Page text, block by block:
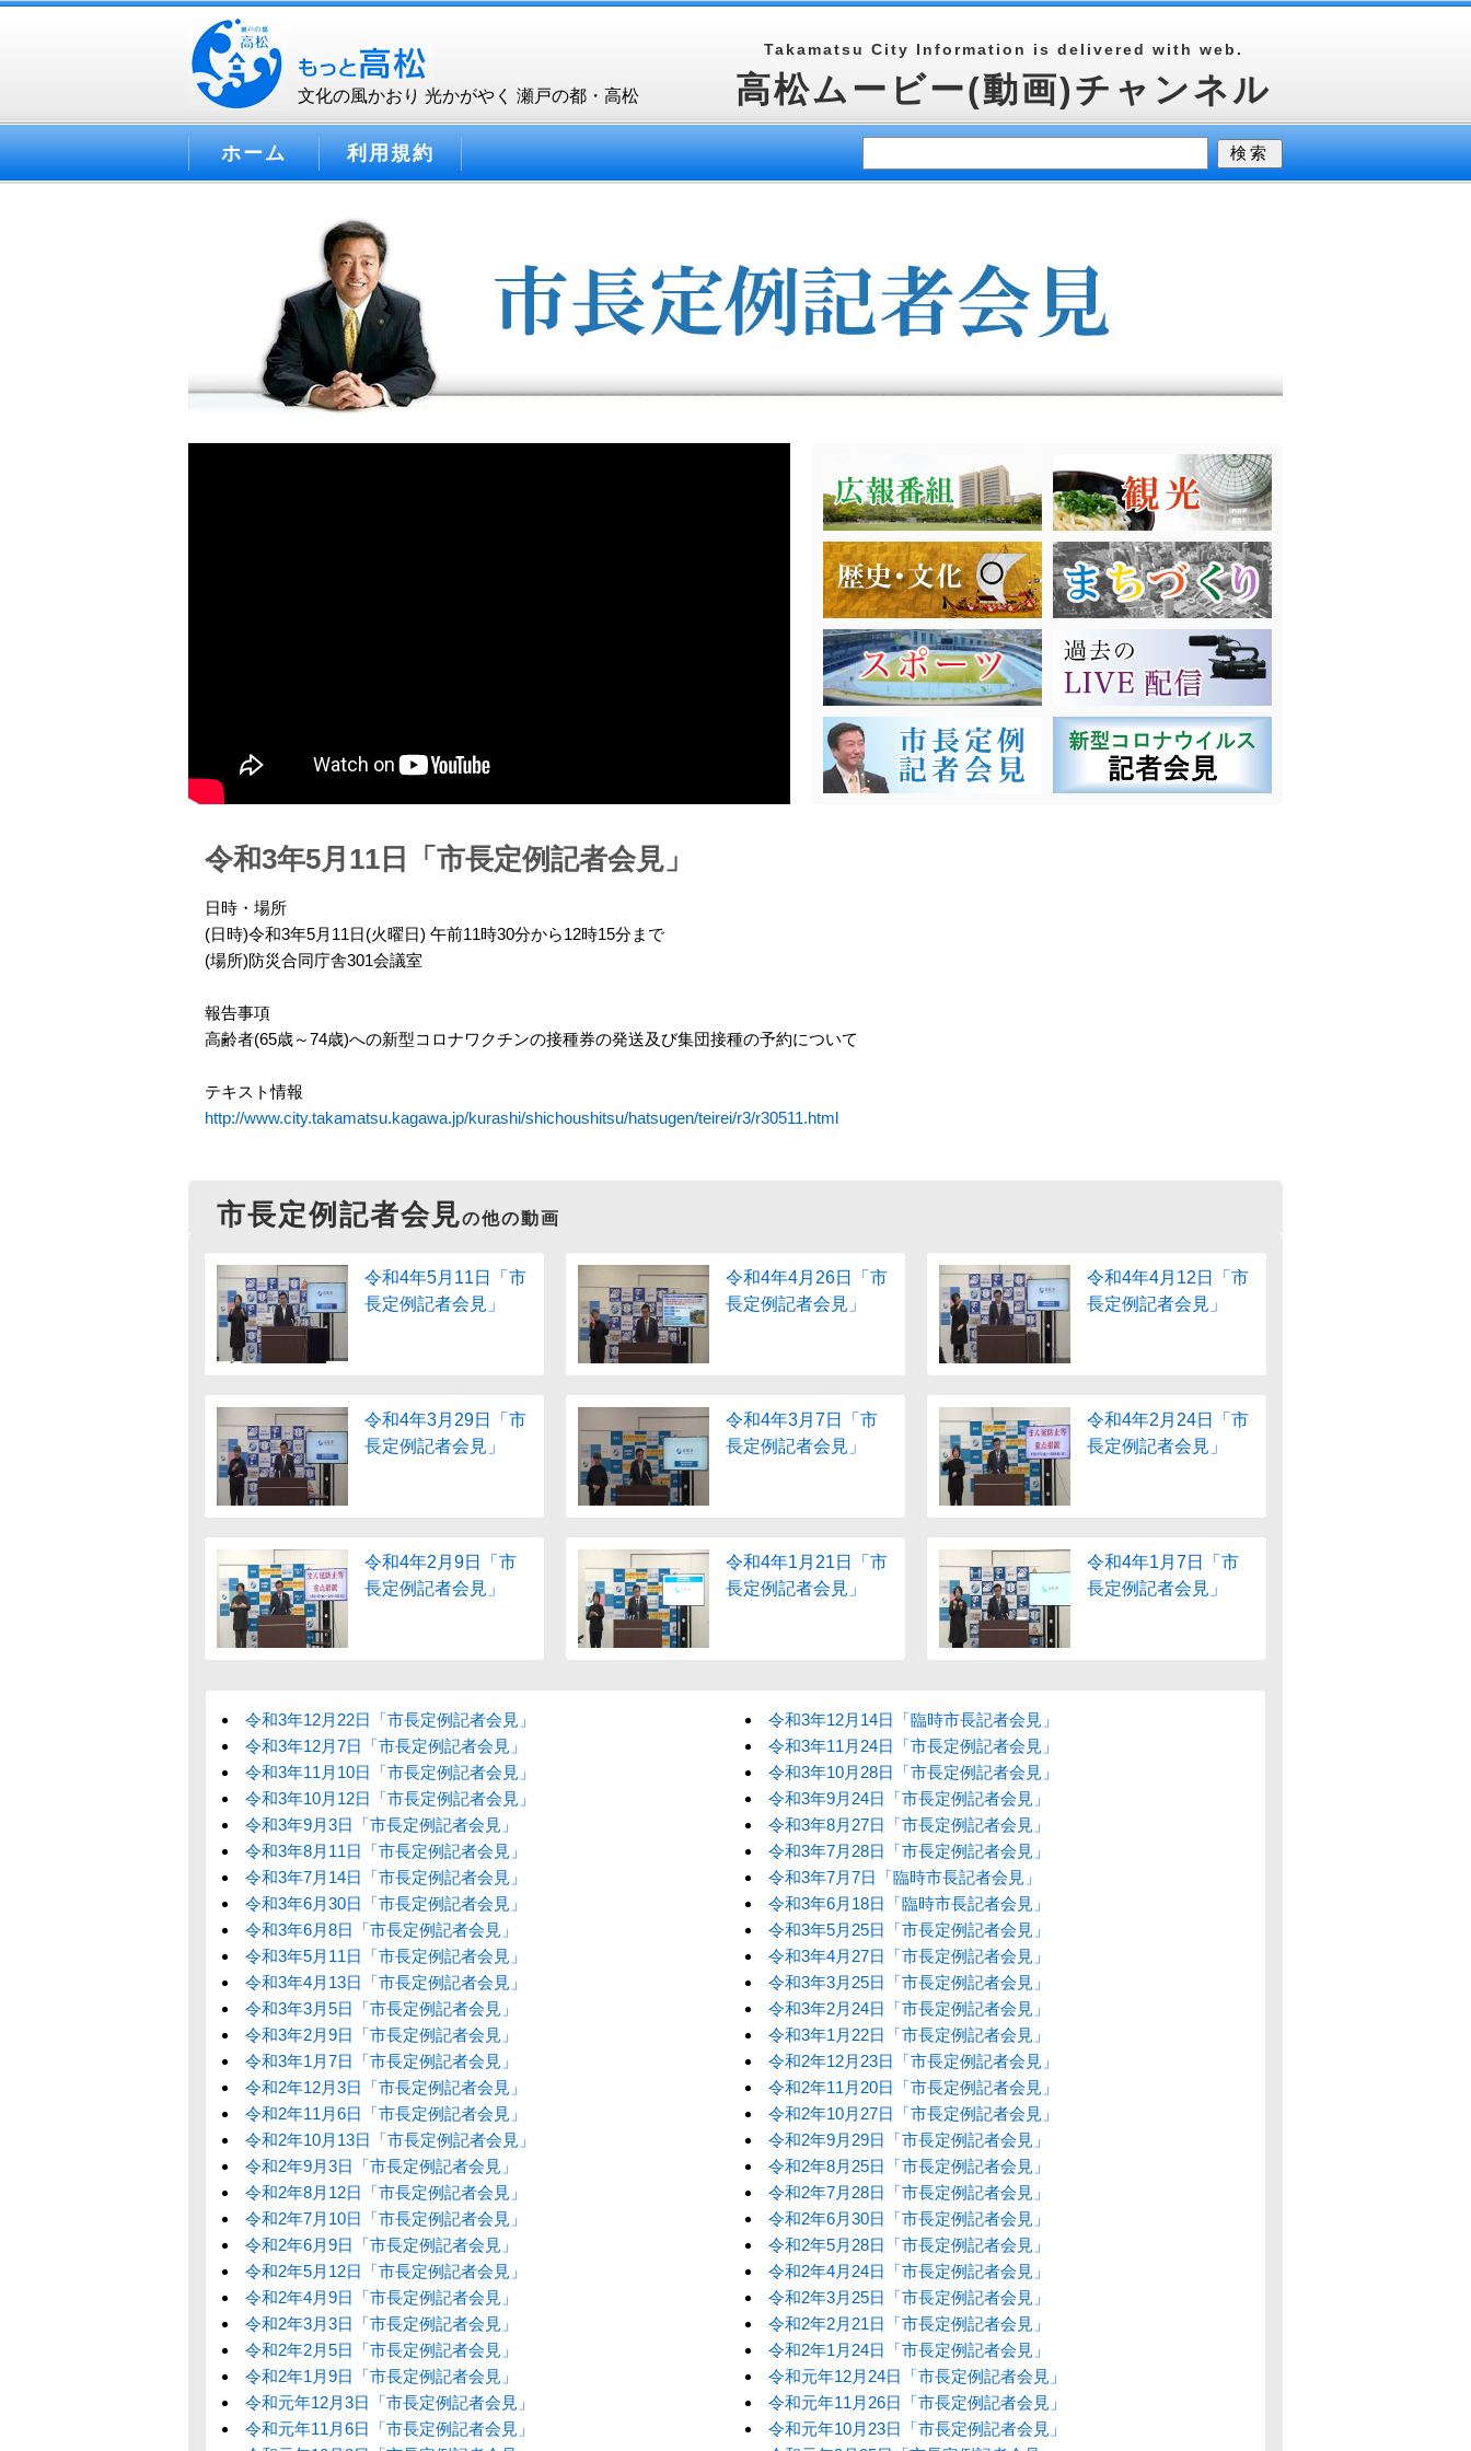
文化の風かおり 光かがやく 瀬戸の都・高松
Takamatsu City Information is delivered with web.
高松ムービー(動画)チャンネル
ホーム 利用規約
令和3年5月11日「市長定例記者会見」
日時・場所
(日時)令和3年5月11日(火曜日) 午前11時30分から12時15分まで
(場所)防災合同庁舎301会議室
報告事項
高齢者(65歳～74歳)への新型コロナワクチンの接種券の発送及び集団接種の予約について
テキスト情報
http://www.city.takamatsu.kagawa.jp/kurashi/shichoushitsu/hatsugen/teirei/r3/r30511.html
市長定例記者会見の他の動画
令和4年5月11日「市
長定例記者会見」
令和4年4月26日「市
長定例記者会見」
令和4年4月12日「市
長定例記者会見」
令和4年3月29日「市
長定例記者会見」
令和4年3月7日「市
長定例記者会見」
令和4年2月24日「市
長定例記者会見」
令和4年2月9日「市
長定例記者会見」
令和4年1月21日「市
長定例記者会見」
令和4年1月7日「市
長定例記者会見」
令和3年12月22日「市長定例記者会見」
令和3年12月14日「臨時市長記者会見」
令和3年12月7日「市長定例記者会見」
令和3年11月24日「市長定例記者会見」
令和3年11月10日「市長定例記者会見」
令和3年10月28日「市長定例記者会見」
令和3年10月12日「市長定例記者会見」
令和3年9月24日「市長定例記者会見」
令和3年9月3日「市長定例記者会見」
令和3年8月27日「市長定例記者会見」
令和3年8月11日「市長定例記者会見」
令和3年7月28日「市長定例記者会見」
令和3年7月14日「市長定例記者会見」
令和3年7月7日「臨時市長記者会見」
令和3年6月30日「市長定例記者会見」
令和3年6月18日「臨時市長記者会見」
令和3年6月8日「市長定例記者会見」
令和3年5月25日「市長定例記者会見」
令和3年5月11日「市長定例記者会見」
令和3年4月27日「市長定例記者会見」
令和3年4月13日「市長定例記者会見」
令和3年3月25日「市長定例記者会見」
令和3年3月5日「市長定例記者会見」
令和3年2月24日「市長定例記者会見」
令和3年2月9日「市長定例記者会見」
令和3年1月22日「市長定例記者会見」
令和3年1月7日「市長定例記者会見」
令和2年12月23日「市長定例記者会見」
令和2年12月3日「市長定例記者会見」
令和2年11月20日「市長定例記者会見」
令和2年11月6日「市長定例記者会見」
令和2年10月27日「市長定例記者会見」
令和2年10月13日「市長定例記者会見」
令和2年9月29日「市長定例記者会見」
令和2年9月3日「市長定例記者会見」
令和2年8月25日「市長定例記者会見」
令和2年8月12日「市長定例記者会見」
令和2年7月28日「市長定例記者会見」
令和2年7月10日「市長定例記者会見」
令和2年6月30日「市長定例記者会見」
令和2年6月9日「市長定例記者会見」
令和2年5月28日「市長定例記者会見」
令和2年5月12日「市長定例記者会見」
令和2年4月24日「市長定例記者会見」
令和2年4月9日「市長定例記者会見」
令和2年3月25日「市長定例記者会見」
令和2年3月3日「市長定例記者会見」
令和2年2月21日「市長定例記者会見」
令和2年2月5日「市長定例記者会見」
令和2年1月24日「市長定例記者会見」
令和2年1月9日「市長定例記者会見」
令和元年12月24日「市長定例記者会見」
令和元年12月3日「市長定例記者会見」
令和元年11月26日「市長定例記者会見」
令和元年11月6日「市長定例記者会見」
令和元年10月23日「市長定例記者会見」